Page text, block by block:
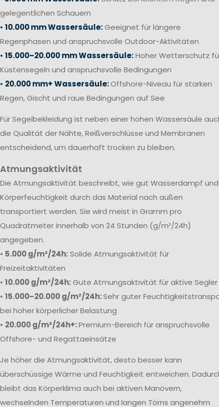
gelegentlichen Schauern
• 10.000 mm Wassersäule:Geeignet für längere
Regenphasen und anspruchsvolle Outdoor-Aktivitäten
• 15.000–20.000 mm Wassersäule:Hoher Wetterschutz
Küstensegeln und anspruchsvolle Bedingungen
• 20.000 mm+ Wassersäule:Offshore-Niveau für starken
Regen, Gischt und raue Bedingungen auf See
Für Segelbekleidung ist neben einer hohen Wassersäule
die Qualität der Nähte, Reißverschlüsse und Membranen
entscheidend, um dauerhaft trocken zu bleiben.
Atmungsaktivität
Die Atmungsaktivität beschreibt, wie gut Wasserdampf und
Körperfeuchtigkeit durch das Material nach außen
transportiert werden. Sie wird meist in Gramm pro
Quadratmeter innerhalb von 24 Stunden (g/m²/24h)
angegeben.
• 5.000 g/m²/24h:Solide Atmungsaktivität für
Freizeitaktivitäten
• 10.000 g/m²/24h:Gute Atmungsaktivität für aktive Segler
• 15.000–20.000 g/m²/24h:Sehr guter
bei hoher körperlicher Belastung
• 20.000 g/m²/24h+:Premium-Bereich für anspruchsvolle
Offshore- und Regattaeinsätze
Je höher die Atmungsaktivität, desto besser kann
überschüssige Wärme und Feuchtigkeit entweichen.
bleibt das Körperklima auch bei aktiven Manövern,
wechselnden Temperaturen und langen Törns angenehm